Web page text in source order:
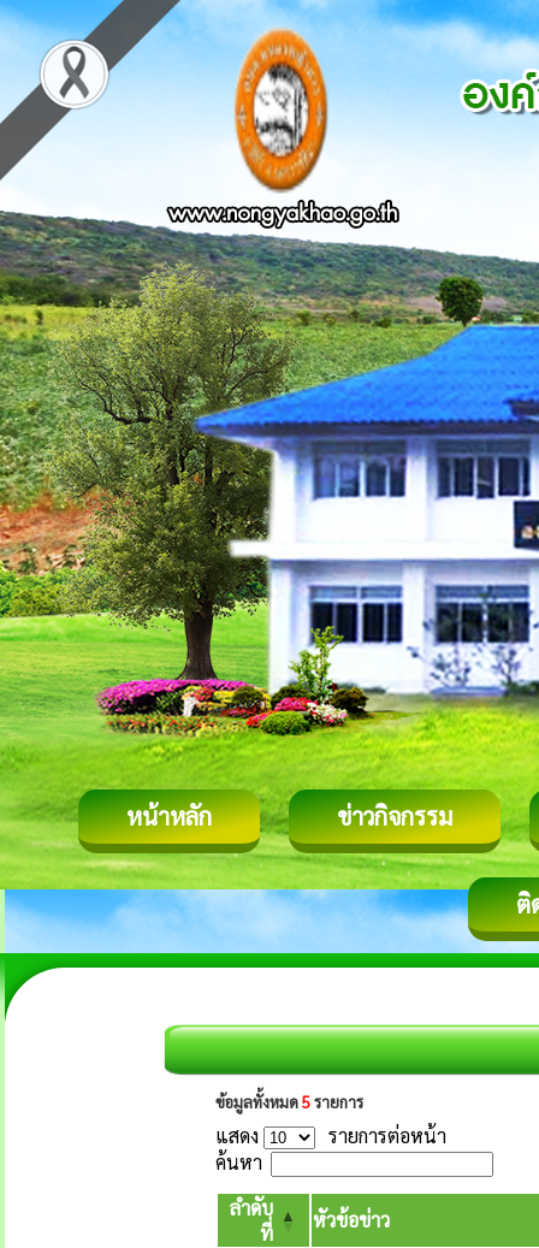
หน้าหลัก ข่าวกิจกรรม
ติ
ข้อมูลทั้งหมด5รายการ
แสดง
รายการต่อหน้า
ค้นหา
ลำดับ
ที่
หัวข้อข่าว